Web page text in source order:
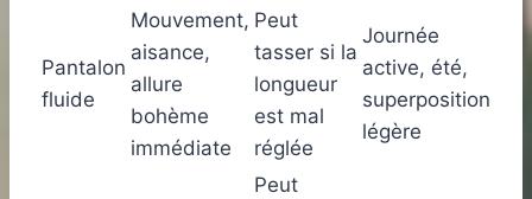
Pantalon
fluide
Mouvement,
aisance,
allure
bohème
immédiate
Peut
tasser si la
longueur
est mal
réglée
Journée
active, été,
superposition
légère
Peut